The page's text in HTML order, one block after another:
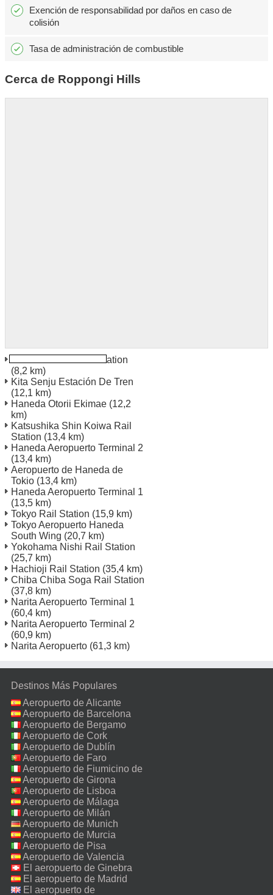
Exención de responsabilidad por daños en caso de
colisión
Tasa de administración de combustible
Cerca de Roppongi Hills
Koutou Shiomi Rail Station
(8,2 km)
Kita Senju Estación De Tren
(12,1 km)
Haneda Otorii Ekimae (12,2
km)
Katsushika Shin Koiwa Rail
Station (13,4 km)
Haneda Aeropuerto Terminal 2
(13,4 km)
Aeropuerto de Haneda de
Tokio (13,4 km)
Haneda Aeropuerto Terminal 1
(13,5 km)
Tokyo Rail Station (15,9 km)
Tokyo Aeropuerto Haneda
South Wing (20,7 km)
Yokohama Nishi Rail Station
(25,7 km)
Hachioji Rail Station (35,4 km)
Chiba Chiba Soga Rail Station
(37,8 km)
Narita Aeropuerto Terminal 1
(60,4 km)
Narita Aeropuerto Terminal 2
(60,9 km)
Narita Aeropuerto (61,3 km)
Destinos Más Populares
Aeropuerto de Alicante
Aeropuerto de Barcelona
Aeropuerto de Bergamo
Aeropuerto de Cork
Aeropuerto de Dublín
Aeropuerto de Faro
Aeropuerto de Fiumicino de
Roma
Aeropuerto de Girona
Aeropuerto de Lisboa
Aeropuerto de Málaga
Aeropuerto de Milán
Malpensa
Aeropuerto de Munich
Aeropuerto de Murcia
Aeropuerto de Pisa
Aeropuerto de Valencia
El aeropuerto de Ginebra
El aeropuerto de Madrid
El aeropuerto de